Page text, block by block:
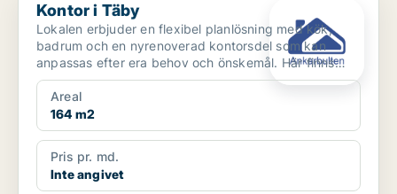
Kontor i Täby
Lokalen erbjuder en flexibel planlösning med kök,
badrum och en nyrenoverad kontorsdel som kan
anpassas efter era behov och önskemål. Här finns
goda möjlighe...
Areal
164 m2
Pris pr. md.
Inte angivet